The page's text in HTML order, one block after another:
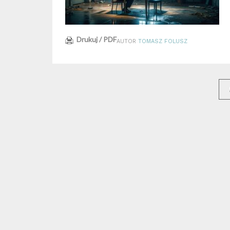
Drukuj / PDFAUTOR TOMASZ FOLUSZ